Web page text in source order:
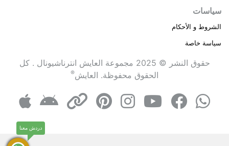
سياسات
الشروط و الأحكام
سياسة خاصة
حقوق النشر © 2025 مجموعة العايش انترناشيونال . كل
الحقوق محفوظة. العايش®
دردش معنا